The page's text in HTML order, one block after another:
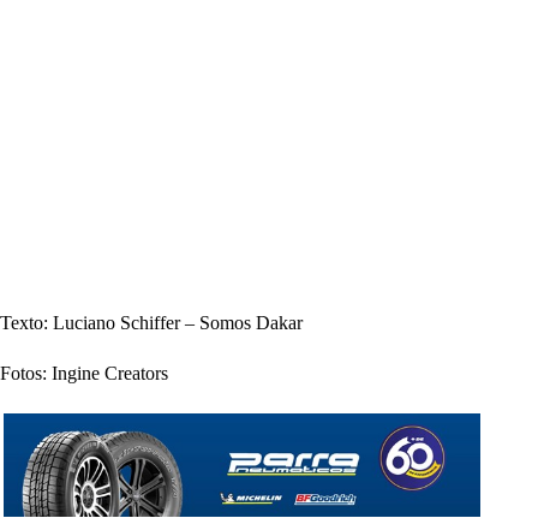
Texto: Luciano Schiffer – Somos Dakar
Fotos: Ingine Creators